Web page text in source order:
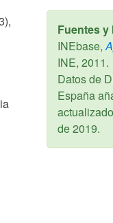
Fuentes
INEbase,
INE, 2011.
Datos de
España
de 2019.